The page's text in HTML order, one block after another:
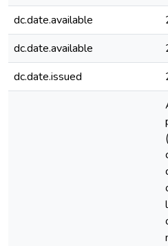
dc.date.available
dc.date.available
dc.date.issued